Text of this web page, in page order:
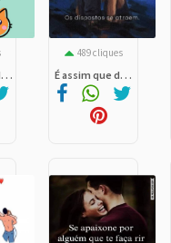
. .
489 cliques
É assim que d. . .